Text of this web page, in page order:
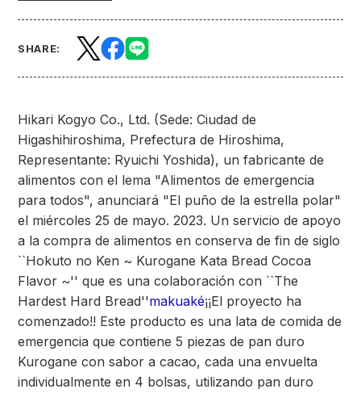
SHARE:
Hikari Kogyo Co., Ltd. (Sede: Ciudad de
Higashihiroshima, Prefectura de Hiroshima,
Representante: Ryuichi Yoshida), un fabricante de
alimentos con el lema "Alimentos de emergencia
para todos", anunciará "El puño de la estrella polar"
el miércoles 25 de mayo. 2023. Un servicio de apoyo
a la compra de alimentos en conserva de fin de siglo
``Hokuto no Ken ~ Kurogane Kata Bread Cocoa
Flavor ~'' que es una colaboración con ``The
Hardest Hard Bread''makuaké¡¡El proyecto ha
comenzado!! Este producto es una lata de comida de
emergencia que contiene 5 piezas de pan duro
Kurogane con sabor a cacao, cada una envuelta
individualmente en 4 bolsas, utilizando pan duro